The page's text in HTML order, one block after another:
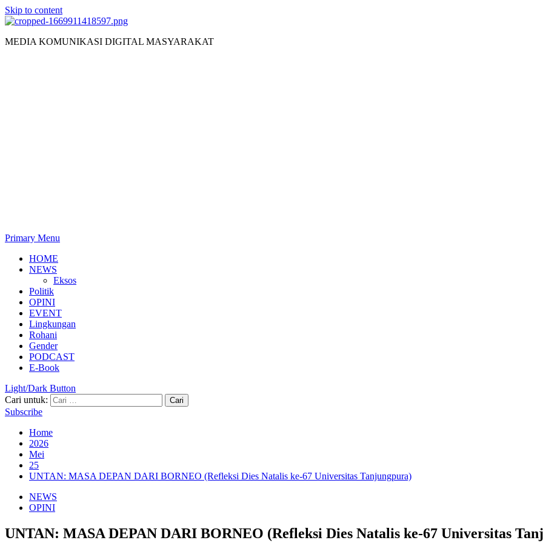
Skip to content
MEDIA KOMUNIKASI DIGITAL MASYARAKAT
Primary Menu
HOME
NEWS
Eksos
Politik
OPINI
EVENT
Lingkungan
Rohani
Gender
PODCAST
E-Book
Light/Dark Button
Cari untuk:
Subscribe
Home
2026
Mei
25
UNTAN: MASA DEPAN DARI BORNEO (Refleksi Dies Natalis ke-67 Universitas Tanjungpura)
NEWS
OPINI
UNTAN: MASA DEPAN DARI BORNEO (Refleksi Dies Natalis ke-67 Universitas